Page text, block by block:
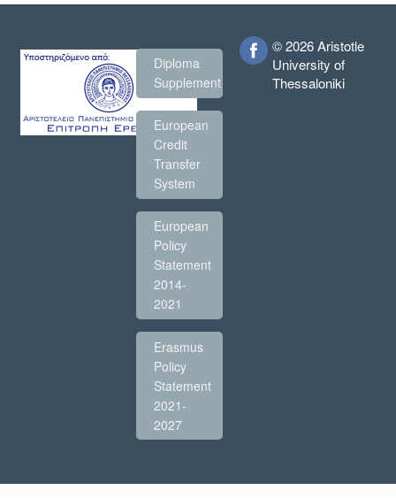
Diploma
Supplement
European
Credit
Transfer
System
European
Policy
Statement
2014-
2021
Erasmus
Policy
Statement
2021-
2027
© 2026 Aristotle
University of
Thessaloniki